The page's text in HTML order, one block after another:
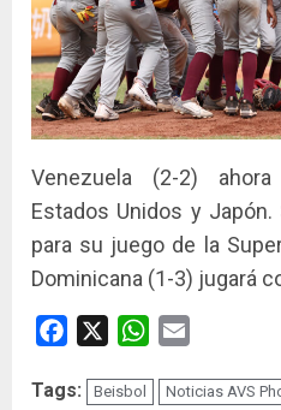
Venezuela (2-2)
Estados Unidos y
para su juego de la
Dominicana (1-3) jugará
Facebook WhatsApp
Tags: Beisbol
Noticias AVS